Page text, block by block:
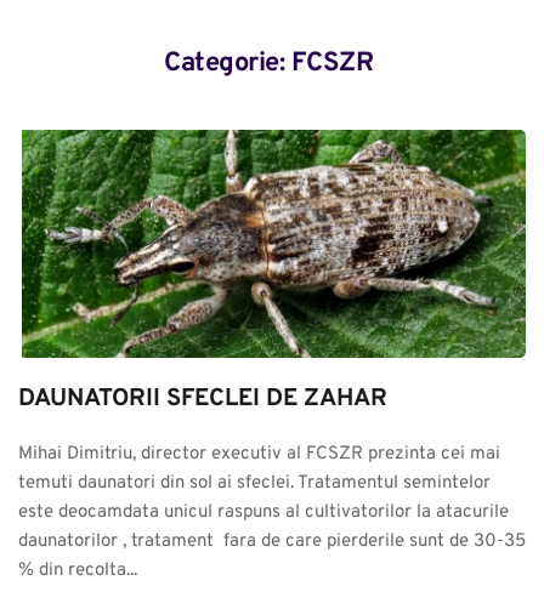
Categorie: FCSZR
DAUNATORII SFECLEI DE ZAHAR
Mihai Dimitriu, director executiv al FCSZR prezinta cei mai
temuti daunatori din sol ai sfeclei. Tratamentul semintelor
este deocamdata unicul raspuns al cultivatorilor la atacurile
daunatorilor , tratament  fara de care pierderile sunt de 30-35
% din recolta...